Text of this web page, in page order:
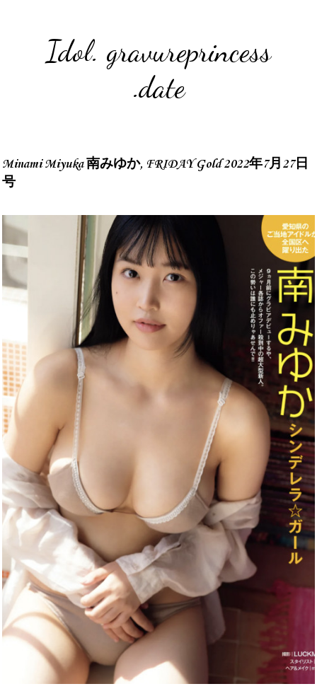
Idol. gravureprincess
.date
Minami Miyuka 南みゆか, FRIDAY Gold 2022年7月27日
号